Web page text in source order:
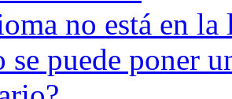
no está en la
se puede poner